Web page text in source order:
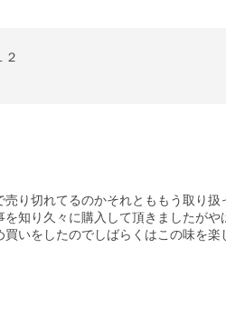
２
り切れてるのかそれとももう取り扱
知り久々に購入して頂きましたがや
いをしたのでしばらくはこの味を楽